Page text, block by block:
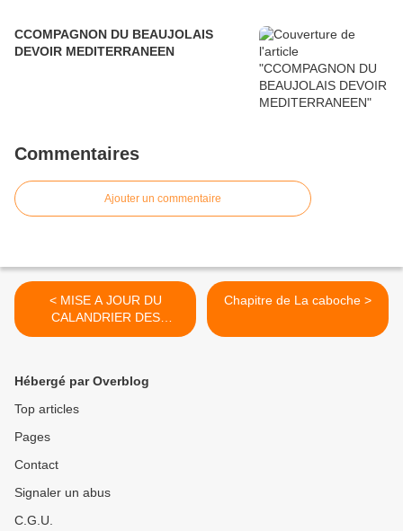
CCOMPAGNON DU BEAUJOLAIS
DEVOIR MEDITERRANEEN
Commentaires
Ajouter un commentaire
< MISE A JOUR DU
CALANDRIER DES
CHAPITRES
Chapitre de La caboche >
Hébergé par Overblog
Top articles
Pages
Contact
Signaler un abus
C.G.U.